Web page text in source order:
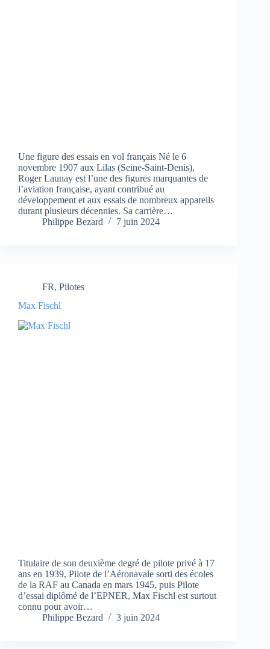
Une figure des essais en vol français Né le 6
novembre 1907 aux Lilas (Seine-Saint-Denis),
Roger Launay est l’une des figures marquantes de
l’aviation française, ayant contribué au
développement et aux essais de nombreux appareils
durant plusieurs décennies. Sa carrière…
Philippe Bezard
7 juin 2024
FR, Pilotes
Max Fischl
Titulaire de son deuxième degré de pilote privé à 17
ans en 1939, Pilote de l’Aéronavale sorti des écoles
de la RAF au Canada en mars 1945, puis Pilote
d’essai diplômé de l’EPNER, Max Fischl est surtout
connu pour avoir…
Philippe Bezard
3 juin 2024